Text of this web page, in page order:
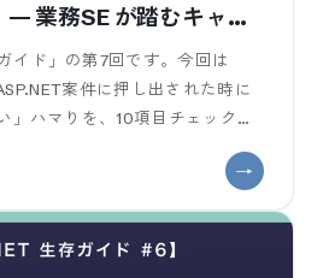
— 業務SE が踏むキャッ
イド」の第7回です。今回は
案件に押し出された時に
」ハマりを、10項目チェックリ